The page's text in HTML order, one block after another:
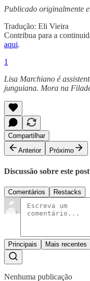
Publicado originalmente
Tradução: Eli Vieira
Contribua para a
aqui.
1
Lisa Marchiano é
junguiana. Mora na
Compartilhar
Anterior
Próximo
Discussão sobre este post
Comentários Restacks
Principais Mais recentes
Nenhuma publicação